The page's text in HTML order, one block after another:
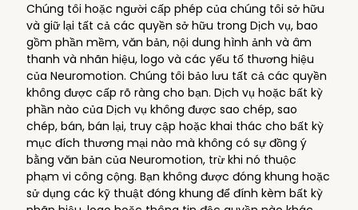
Chúng tôi hoặc người cấp phép của chúng tôi sở hữu
và giữ lại tất cả các quyền sở hữu trong Dịch vụ, bao
gồm phần mềm, văn bản, nội dung hình ảnh và âm
thanh và nhãn hiệu, logo và các yếu tố thương hiệu
của Neuromotion. Chúng tôi bảo lưu tất cả các quyền
không được cấp rõ ràng cho bạn. Dịch vụ hoặc bất kỳ
phần nào của Dịch vụ không được sao chép, sao
chép, bán, bán lại, truy cập hoặc khai thác cho bất kỳ
mục đích thương mại nào mà không có sự đồng ý
bằng văn bản của Neuromotion, trừ khi nó thuộc
phạm vi công cộng. Bạn không được đóng khung hoặc
sử dụng các kỹ thuật đóng khung để đính kèm bất kỳ